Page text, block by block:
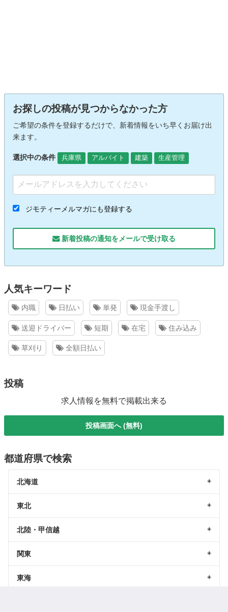
お探しの投稿が見つからなかった方
ご希望の条件を登録するだけで、新着情報をいち早くお届け出
来ます。
選択中の条件 兵庫県 アルバイト 建築 生産管理
ジモティーメルマガにも登録する
新着投稿の通知をメールで受け取る
人気キーワード
内職 日払い 単発 現金手渡し
送迎ドライバー 短期 在宅 住み込み
草刈り 全額日払い
投稿
求人情報を無料で掲載出来る
投稿画面へ (無料)
都道府県で検索
北海道
東北
北陸・甲信越
関東
東海